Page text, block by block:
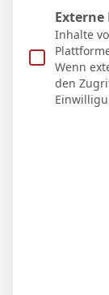
Externe
Inhalte
Wenn
den